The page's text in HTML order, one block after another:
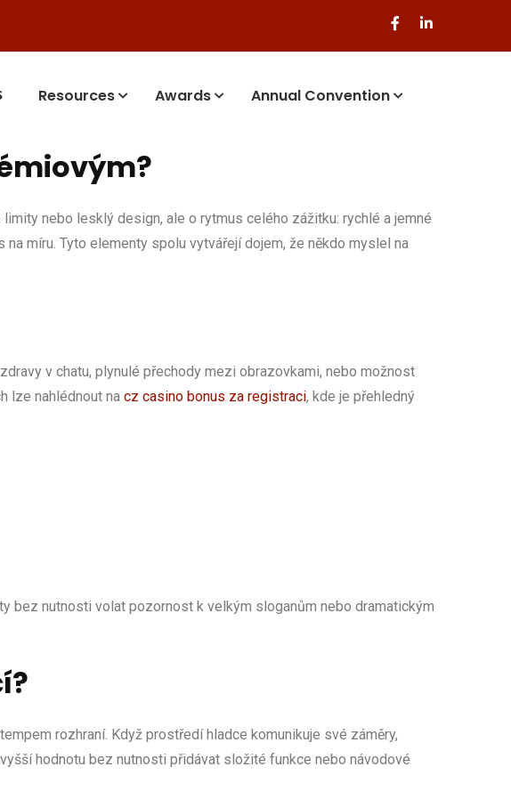
Resources Awards Annual Convention
nebo lesklý design, ale o rytmus celého zážitku: rychlé a jemné
míru. Tyto elementy spolu vytvářejí dojem, že někdo myslel na
v chatu, plynulé přechody mezi obrazovkami, nebo možnost
lze nahlédnout na cz casino bonus za registraci, kde je přehledný
bez nutnosti volat pozornost k velkým sloganům nebo dramatickým
rozhraní. Když prostředí hladce komunikuje své záměry,
hodnotu bez nutnosti přidávat složité funkce nebo návodové